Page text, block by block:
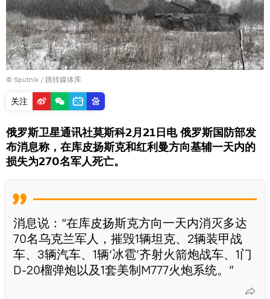
© Sputnik / 跳转媒体库
关注
俄罗斯卫星通讯社莫斯科2月21日电 俄罗斯国防部发
布消息称，在库皮扬斯克和红利曼方向基辅一天内的
损失为270名军人死亡。
消息说：“在库皮扬斯克方向一天内消灭多达
70名乌克兰军人，摧毁1辆坦克、2辆装甲战
车、3辆汽车、1辆‘冰雹’齐射火箭炮战车、1门
D-20榴弹炮以及1套美制M777火炮系统。”